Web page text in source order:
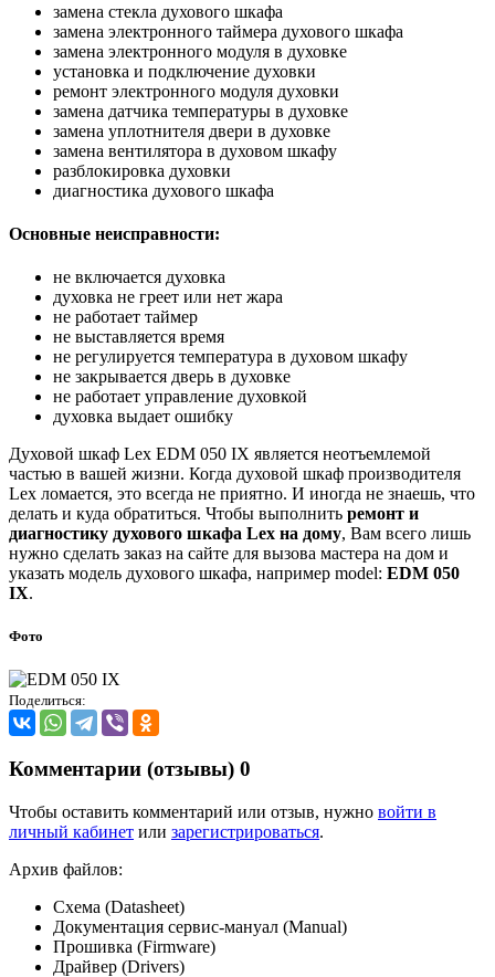
замена стекла духового шкафа
замена электронного таймера духового шкафа
замена электронного модуля в духовке
установка и подключение духовки
ремонт электронного модуля духовки
замена датчика температуры в духовке
замена уплотнителя двери в духовке
замена вентилятора в духовом шкафу
разблокировка духовки
диагностика духового шкафа
Основные неисправности:
не включается духовка
духовка не греет или нет жара
не работает таймер
не выставляется время
не регулируется температура в духовом шкафу
не закрывается дверь в духовке
не работает управление духовкой
духовка выдает ошибку
Духовой шкаф Lex EDM 050 IX является неотъемлемой
частью в вашей жизни. Когда духовой шкаф производителя
Lex ломается, это всегда не приятно. И иногда не знаешь, что
делать и куда обратиться. Чтобы выполнить ремонт и
диагностику духового шкафа Lex на дому, Вам всего лишь
нужно сделать заказ на сайте для вызова мастера на дом и
указать модель духового шкафа, например model: EDM 050
IX.
Фото
Поделиться:
Комментарии (отзывы) 0
Чтобы оставить комментарий или отзыв, нужно войти в
личный кабинет или зарегистрироваться.
Архив файлов:
Схема (Datasheet)
Документация сервис-мануал (Manual)
Прошивка (Firmware)
Драйвер (Drivers)